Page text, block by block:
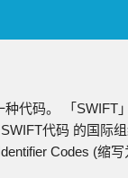
代码。 「SWIFT
代码 的国际
Codes (缩写